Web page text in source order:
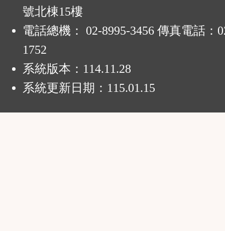
號北棟15樓
電話總機： 02-8995-3456 傳真電話：
1752
系統版本： 114.11.28
系統更新日期： 115.01.15